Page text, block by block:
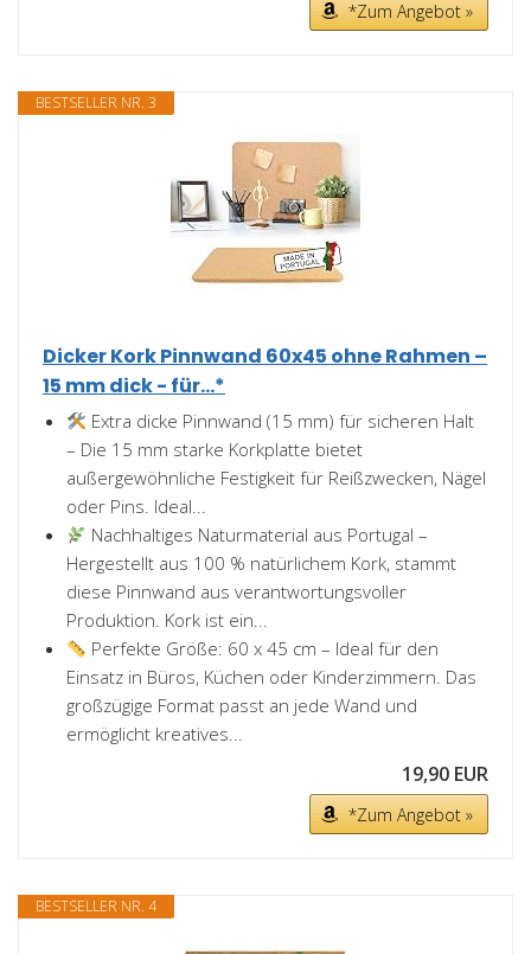
*Zum Angebot »
BESTSELLER NR. 3
Dicker Kork Pinnwand 60x45 ohne Rahmen –
15 mm dick - für...*
Extra dicke Pinnwand (15 mm) für sicheren Halt
– Die 15 mm starke Korkplatte bietet
außergewöhnliche Festigkeit für Reißzwecken, Nägel
oder Pins. Ideal...
Nachhaltiges Naturmaterial aus Portugal –
Hergestellt aus 100 % natürlichem Kork, stammt
diese Pinnwand aus verantwortungsvoller
Produktion. Kork ist ein...
Perfekte Größe: 60 x 45 cm – Ideal für den
Einsatz in Büros, Küchen oder Kinderzimmern. Das
großzügige Format passt an jede Wand und
ermöglicht kreatives...
19,90 EUR
*Zum Angebot »
BESTSELLER NR. 4